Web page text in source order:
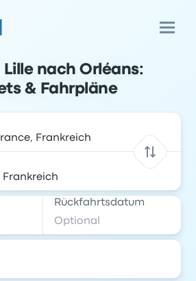
Lille nach Orléans:
& Fahrpläne
Rückfahrtsdatum